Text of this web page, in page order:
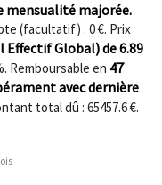
mensualité majorée.
(facultatif) : 0€. Prix
Effectif Global) de6.89
Remboursable en 47
avec dernière
total dû : 65457.6€.